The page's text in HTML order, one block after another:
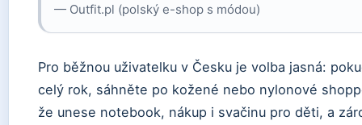
— Outfit.pl (polský e-shop s módou)
Pro běžnou uživatelku v Česku je volba jasná:
celý rok, sáhněte po kožené nebo nylonové
že unese notebook, nákup i svačinu pro děti, a